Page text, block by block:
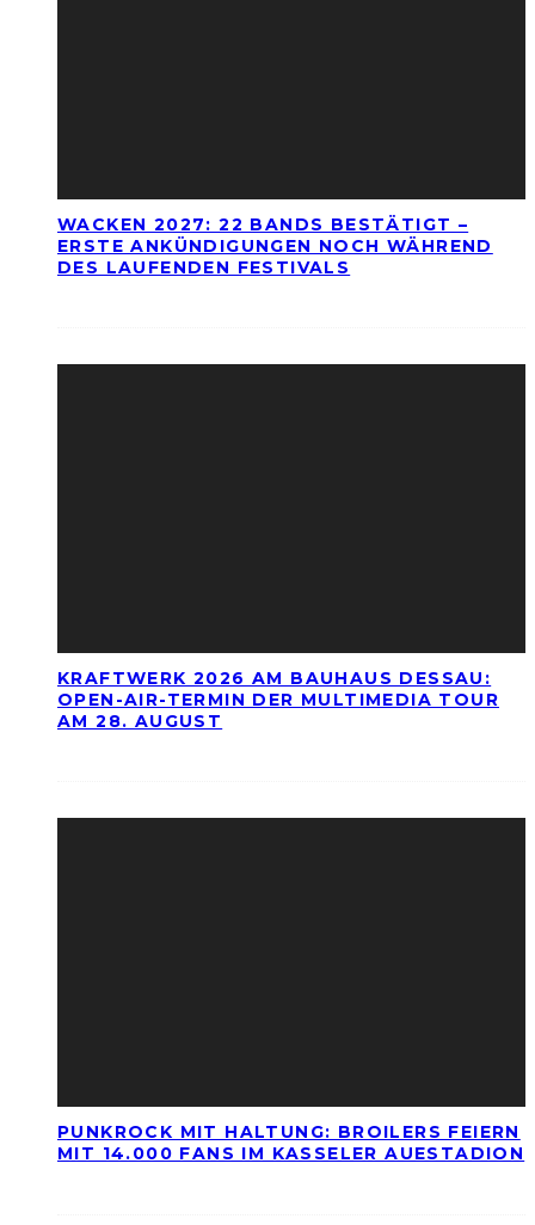
WACKEN 2027: 22 BANDS BESTÄTIGT –
ERSTE ANKÜNDIGUNGEN NOCH WÄHREND
DES LAUFENDEN FESTIVALS
KRAFTWERK 2026 AM BAUHAUS DESSAU:
OPEN-AIR-TERMIN DER MULTIMEDIA TOUR
AM 28. AUGUST
PUNKROCK MIT HALTUNG: BROILERS FEIERN
MIT 14.000 FANS IM KASSELER AUESTADION